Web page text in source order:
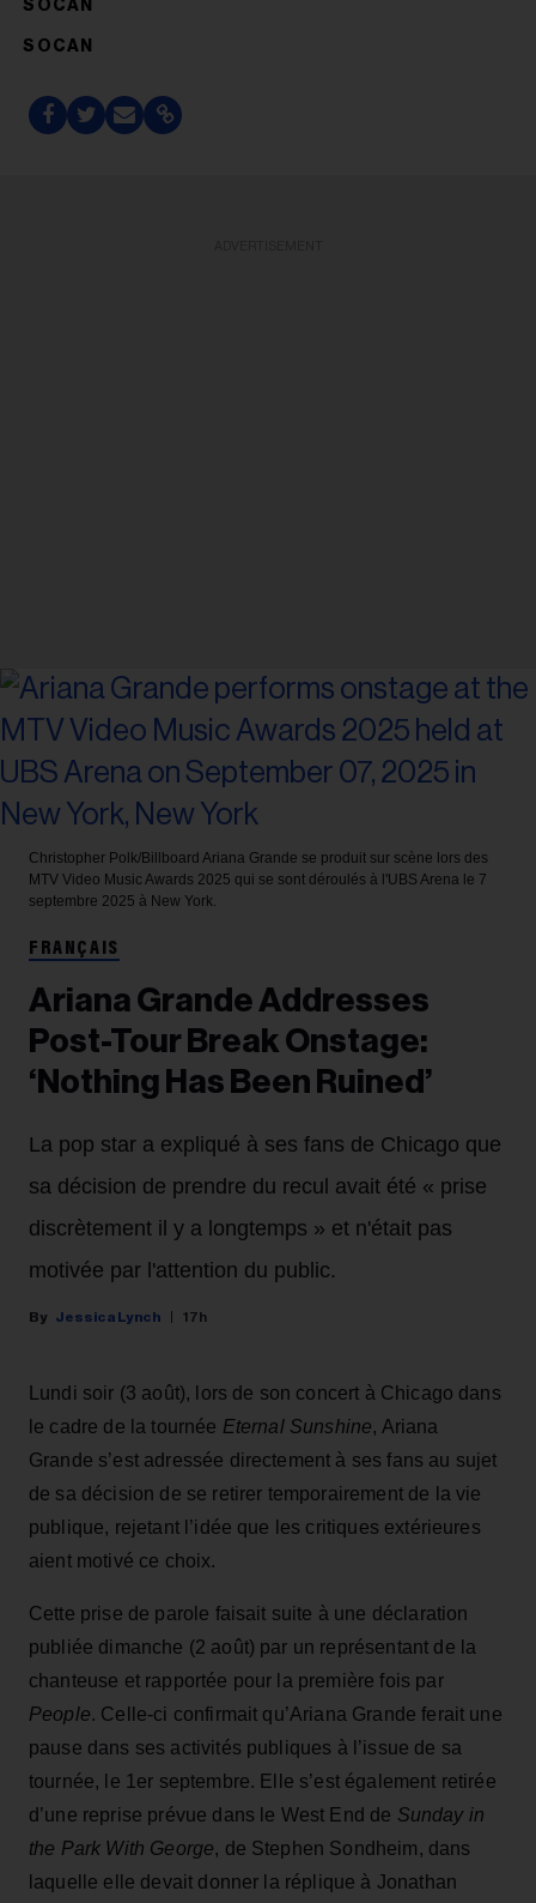
SOCAN
SOCAN
Christopher Polk/Billboard Ariana Grande se produit sur scène lors des
MTV Video Music Awards 2025 qui se sont déroulés à l'UBS Arena le 7
septembre 2025 à New York.
FRANÇAIS
Ariana Grande Addresses
Post-Tour Break Onstage:
‘Nothing Has Been Ruined’
La pop star a expliqué à ses fans de Chicago que
sa décision de prendre du recul avait été « prise
discrètement il y a longtemps » et n'était pas
motivée par l'attention du public.
Jessica Lynch 17h
Lundi soir (3 août), lors de son concert à Chicago dans
le cadre de la tournée Eternal Sunshine, Ariana
Grande s’est adressée directement à ses fans au sujet
de sa décision de se retirer temporairement de la vie
publique, rejetant l’idée que les critiques extérieures
aient motivé ce choix.
Cette prise de parole faisait suite à une déclaration
publiée dimanche (2 août) par un représentant de la
chanteuse et rapportée pour la première fois par
People. Celle-ci confirmait qu’Ariana Grande ferait une
pause dans ses activités publiques à l’issue de sa
tournée, le 1er septembre. Elle s’est également retirée
d’une reprise prévue dans le West End de Sunday in
the Park With George, de Stephen Sondheim, dans
laquelle elle devait donner la réplique à Jonathan